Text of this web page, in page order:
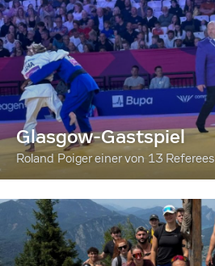
Glasgow-Gastspiel
Roland Poiger einer von 13 Referees